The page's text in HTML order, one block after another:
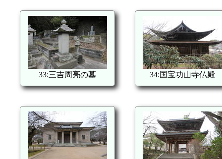
33:三吉周亮の墓 34:国宝功山寺仏殿